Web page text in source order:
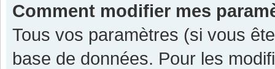
Comment modifier mes
Tous vos paramètres (si vous
base de données. Pour les